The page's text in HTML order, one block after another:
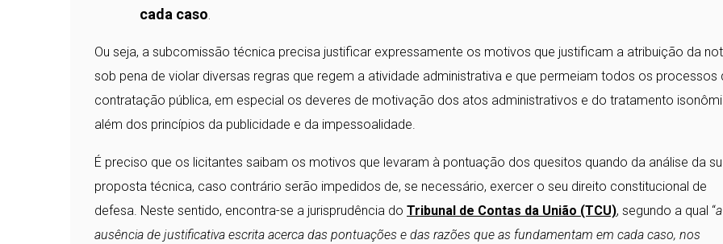
cada caso
Ou seja, a subcomissão técnica precisa justificar expressamente os motivos que justificam a atribuição da
sob pena de violar diversas regras que regem a atividade administrativa e que permeiam todos os processos
contratação pública, em especial os deveres de motivação dos atos administrativos e do tratamento
além dos princípios da publicidade e da impessoalidade.
É preciso que os licitantes saibam os motivos que levaram à pontuação dos quesitos quando da análise da
proposta técnica, caso contrário serão impedidos de, se necessário, exercer o seu direito constitucional de
defesa. Neste sentido, encontra-se a jurisprudência do Tribunal de Contas da União (TCU), segundo a qual “a
ausência de justificativa escrita acerca das pontuações e das razões que as fundamentam em cada caso, nos